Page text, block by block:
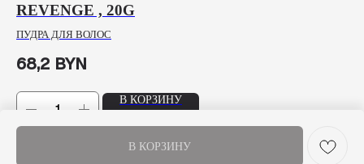
В КОРЗИНУ
REVENGE , 20G
ПУДРА ДЛЯ ВОЛОС
68,2 BYN
В КОРЗИНУ